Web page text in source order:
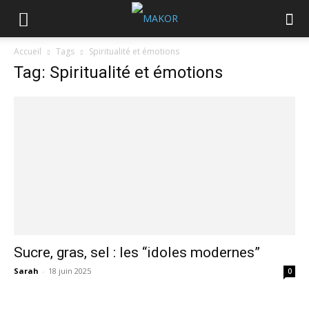
Accueil Tags Spiritualité et émotions
Tag: Spiritualité et émotions
Sucre, gras, sel : les “idoles modernes”
Sarah - 18 juin 2025 0